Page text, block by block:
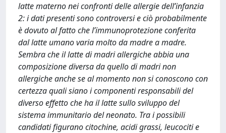
latte materno nei confronti delle allergie dell’infanzia
2: i dati presenti sono controversi e ciò probabilmente
è dovuto al fatto che l’immunoprotezione conferita
dal latte umano varia molto da madre a madre.
Sembra che il latte di madri allergiche abbia una
composizione diversa da quello di madri non
allergiche anche se al momento non si conoscono con
certezza quali siano i componenti responsabili del
diverso effetto che ha il latte sullo sviluppo del
sistema immunitario del neonato. Tra i possibili
candidati figurano citochine, acidi grassi, leucociti e